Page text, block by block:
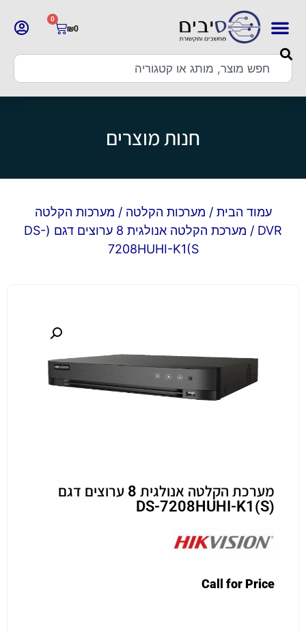
₪0
0
חנות מוצרים
עמוד הבית / מערכות הקלטה / מערכות הקלטה
DVR
/ מערכת הקלטה אנולגית 8 ערוצים דגם (DS-
7208HUHI-K1(S
מערכת הקלטה אנולגית 8 ערוצים דגם
(DS-7208HUHI-K1(S
Call for Price